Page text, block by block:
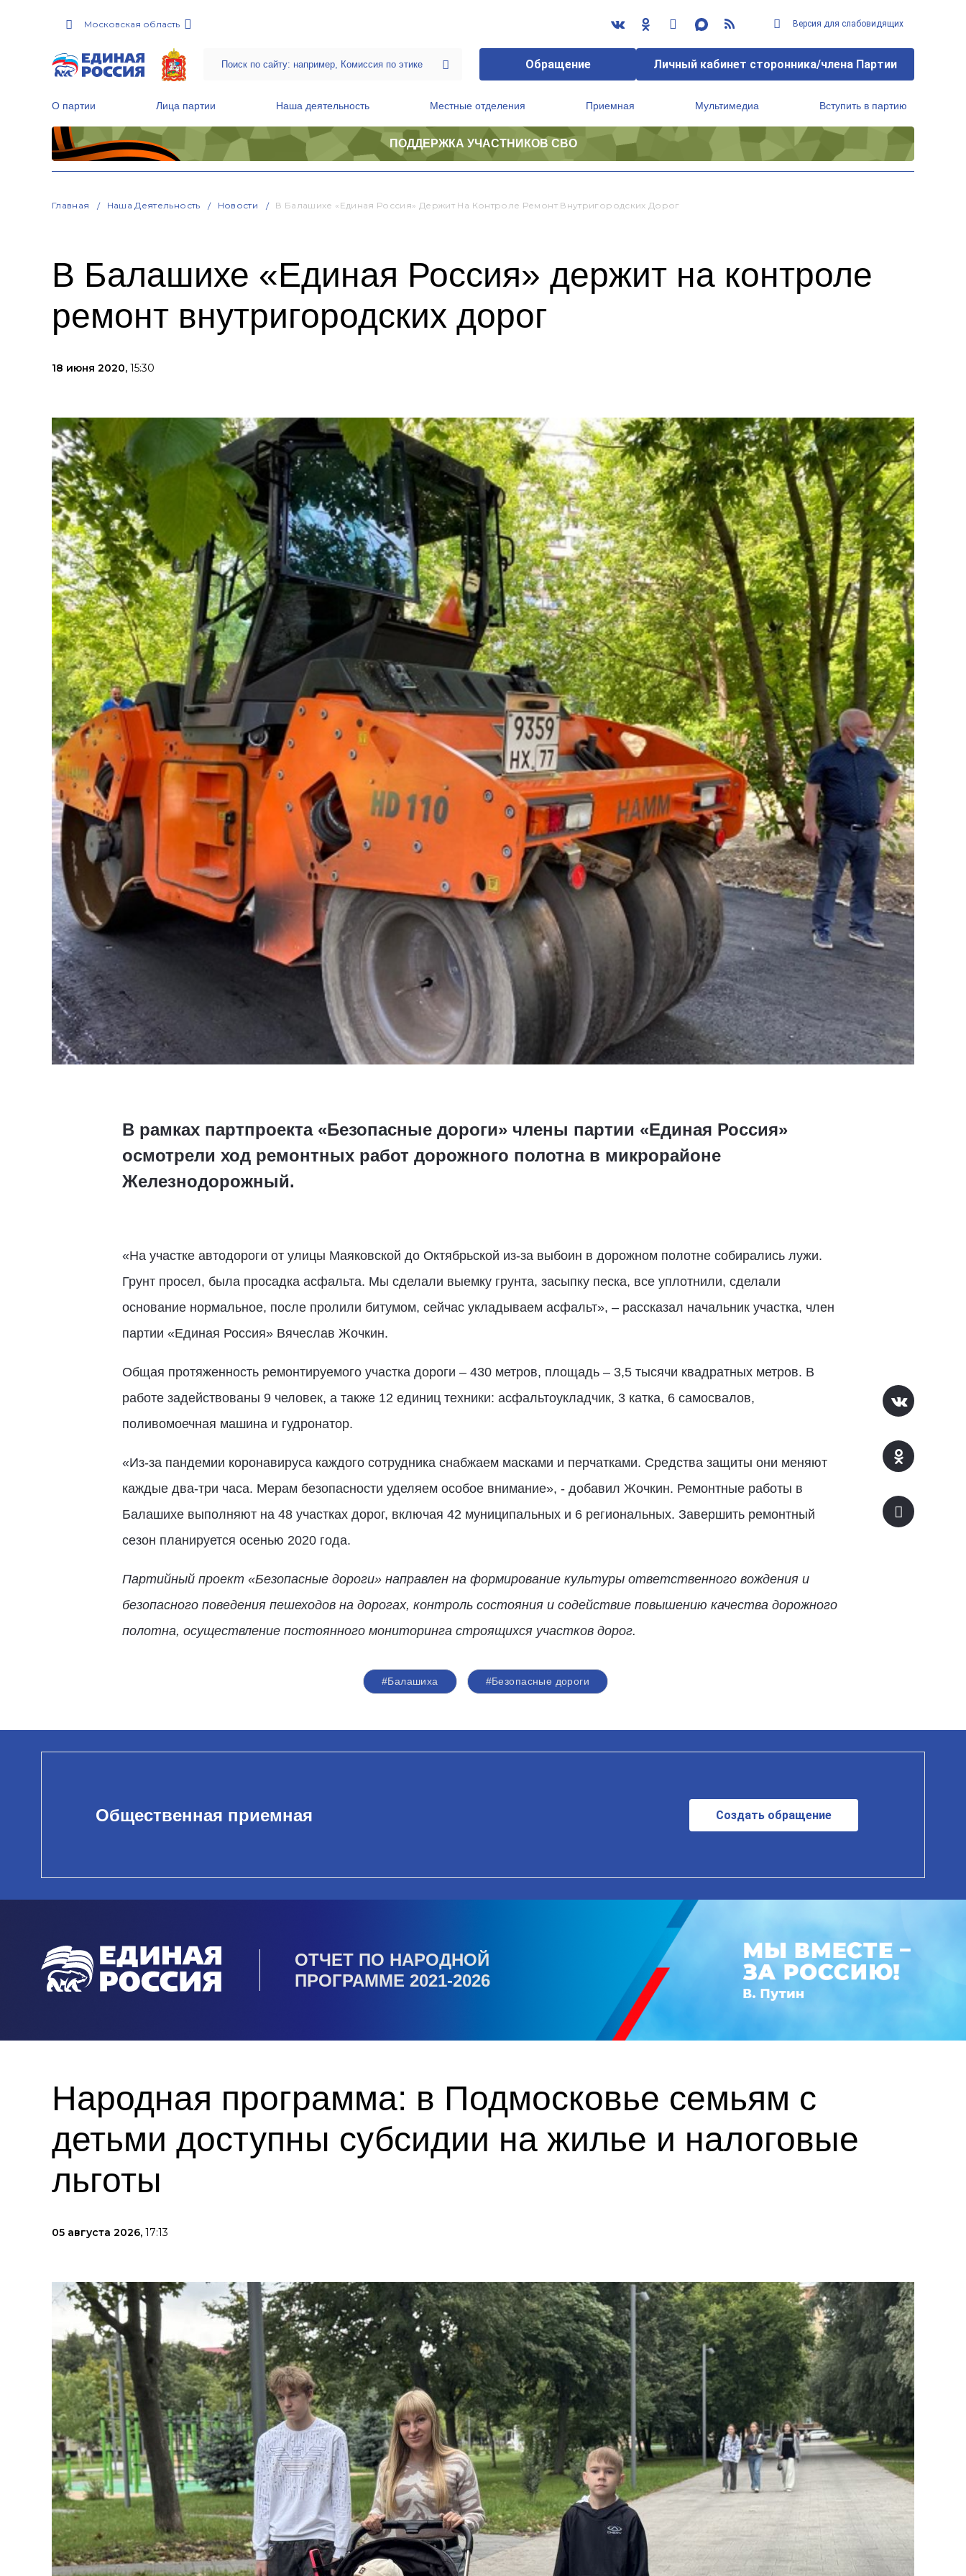
Московская область Версия для слабовидящих
Обращение Личный кабинет сторонника/члена Партии
О партии Лица партии Наша деятельность Местные отделения Приемная Мультимедиа Вступить в партию
ПОДДЕРЖКА УЧАСТНИКОВ СВО
Главная Наша Деятельность Новости В Балашихе «Единая Россия» Держит На Контроле Ремонт Внутригородских Дорог
В Балашихе «Единая Россия» держит на контроле
ремонт внутригородских дорог
18 июня 2020, 15:30
В рамках партпроекта «Безопасные дороги» члены партии «Единая Россия»
осмотрели ход ремонтных работ дорожного полотна в микрорайоне
Железнодорожный.
«На участке автодороги от улицы Маяковской до Октябрьской из-за выбоин в дорожном полотне собирались лужи.
Грунт просел, была просадка асфальта. Мы сделали выемку грунта, засыпку песка, все уплотнили, сделали
основание нормальное, после пролили битумом, сейчас укладываем асфальт», – рассказал начальник участка, член
партии «Единая Россия» Вячеслав Жочкин.
Общая протяженность ремонтируемого участка дороги – 430 метров, площадь – 3,5 тысячи квадратных метров. В
работе задействованы 9 человек, а также 12 единиц техники: асфальтоукладчик, 3 катка, 6 самосвалов,
поливомоечная машина и гудронатор.
«Из-за пандемии коронавируса каждого сотрудника снабжаем масками и перчатками. Средства защиты они меняют
каждые два-три часа. Мерам безопасности уделяем особое внимание», - добавил Жочкин. Ремонтные работы в
Балашихе выполняют на 48 участках дорог, включая 42 муниципальных и 6 региональных. Завершить ремонтный
сезон планируется осенью 2020 года.
Партийный проект «Безопасные дороги» направлен на формирование культуры ответственного вождения и
безопасного поведения пешеходов на дорогах, контроль состояния и содействие повышению качества дорожного
полотна, осуществление постоянного мониторинга строящихся участков дорог.
#Балашиха #Безопасные дороги
Общественная приемная Создать обращение
ОТЧЕТ ПО НАРОДНОЙ
ПРОГРАММЕ 2021-2026
Народная программа: в Подмосковье семьям с
детьми доступны субсидии на жилье и налоговые
льготы
05 августа 2026, 17:13